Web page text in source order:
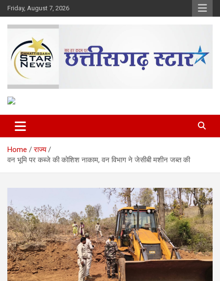
Skip
to
content
Friday, August 7, 2026
Chhattisgarh Star
Home
राज्य
वन भूमि पर कब्जे की कोशिश नाकाम, वन विभाग ने जेसीबी मशीन जब्त की